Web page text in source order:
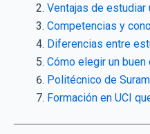
Ventajas de estudiar
Competencias y
Diferencias entre
Cómo elegir un
Politécnico de
Formación en UCI